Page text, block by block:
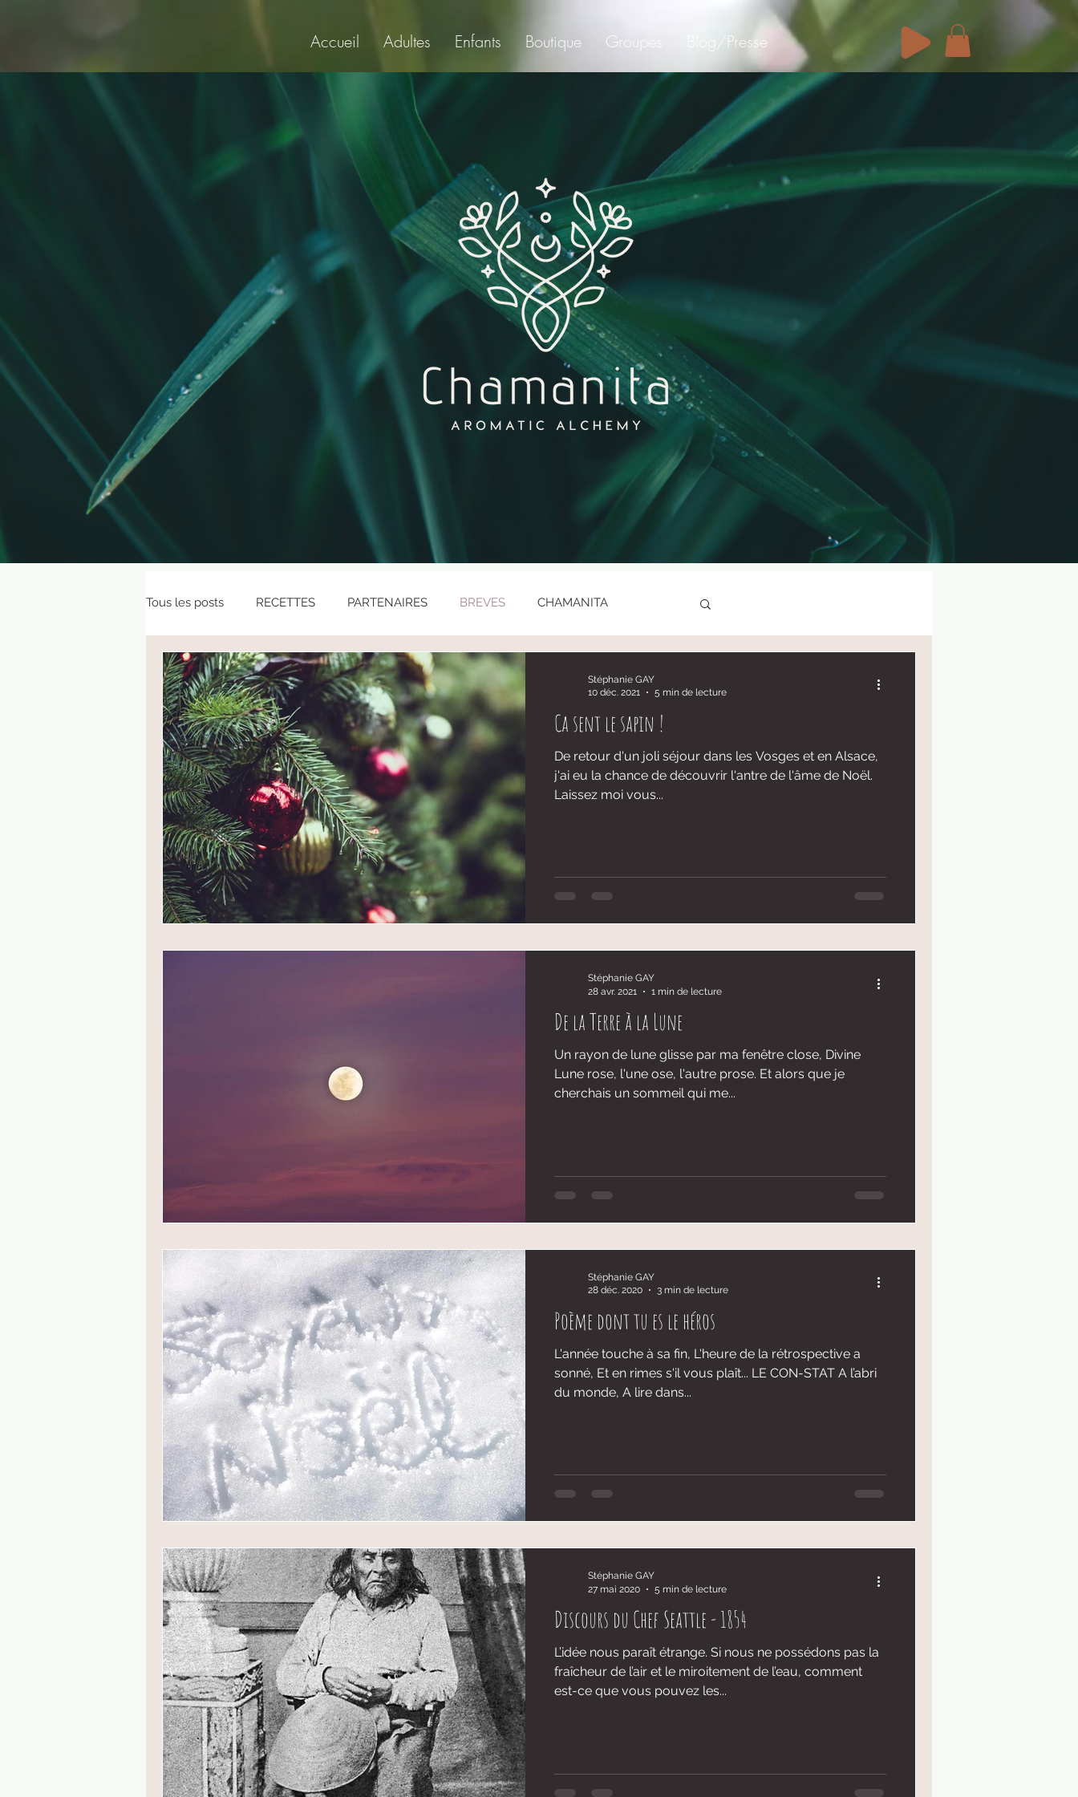
Accueil Adultes Enfants Boutique Groupes Blog/Presse
Tous les posts RECETTES PARTENAIRES BREVES CHAMANITA
CURRICULUMS VEGETAUX LES ENFANTS SAUVAGES
PRESSE SECRET STORIES Ca sent le sapin !
De retour d'un joli séjour dans les Vosges et en Alsace,
j'ai eu la chance de découvrir l'antre de l'âme de Noël.
Laissez moi vous...
Stéphanie GAY
10 déc. 2021
5 min de lecture
De la Terre à la Lune
Un rayon de lune glisse par ma fenêtre close, Divine
Lune rose, l'une ose, l'autre prose. Et alors que je
cherchais un sommeil qui me...
Stéphanie GAY
28 avr. 2021
1 min de lecture
Poème dont tu es le héros
L'année touche à sa fin, L'heure de la rétrospective a
sonné, Et en rimes s'il vous plaît... LE CON-STAT A l’abri
du monde, A lire dans...
Stéphanie GAY
28 déc. 2020
3 min de lecture
Discours du Chef Seattle - 1854
L’idée nous paraît étrange. Si nous ne possédons pas la
fraîcheur de l’air et le miroitement de l’eau, comment
est-ce que vous pouvez les...
Stéphanie GAY
27 mai 2020
5 min de lecture